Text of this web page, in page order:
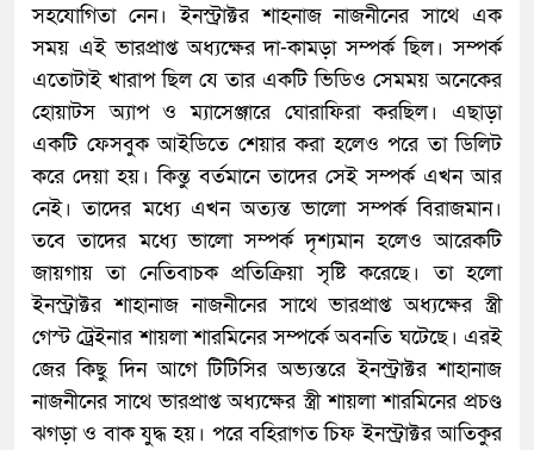
সহযোগিতা নেন। ইনস্ট্রাক্টর শাহনাজ নাজনীনের সাথে এক
সময় এই ভারপ্রাপ্ত অধ্যক্ষের দা-কামড়া সম্পর্ক ছিল। সম্পর্ক
এতোটাই খারাপ ছিল যে তার একটি ভিডিও সেমময় অনেকের
হোয়াটস অ্যাপ ও ম্যাসেঞ্জারে ঘোরাফিরা করছিল। এছাড়া
একটি ফেসবুক আইডিতে শেয়ার করা হলেও পরে তা ডিলিট
করে দেয়া হয়। কিন্তু বর্তমানে তাদের সেই সম্পর্ক এখন আর
নেই। তাদের মধ্যে এখন অত্যন্ত ভালো সম্পর্ক বিরাজমান।
তবে তাদের মধ্যে ভালো সম্পর্ক দৃশ্যমান হলেও আরেকটি
জায়গায় তা নেতিবাচক প্রতিক্রিয়া সৃষ্টি করেছে। তা হলো
ইনস্ট্রাক্টর শাহানাজ নাজনীনের সাথে ভারপ্রাপ্ত অধ্যক্ষের স্ত্রী
গেস্ট ট্রেইনার শায়লা শারমিনের সম্পর্কে অবনতি ঘটেছে। এরই
জের কিছু দিন আগে টিটিসির অভ্যন্তরে ইনস্ট্রাক্টর শাহানাজ
নাজনীনের সাথে ভারপ্রাপ্ত অধ্যক্ষের স্ত্রী শায়লা শারমিনের প্রচণ্ড
ঝগড়া ও বাক যুদ্ধ হয়। পরে বহিরাগত চিফ ইনস্ট্রাক্টর আতিকুর